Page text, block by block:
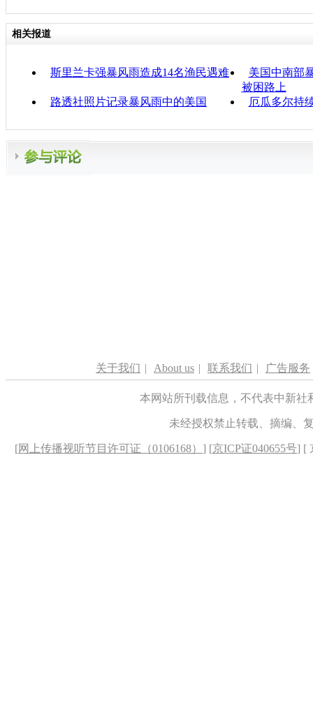
相关报道
斯里兰卡强暴风雨造成14名渔民遇难
美国中南部
被困路上
路透社照片记录暴风雨中的美国
厄瓜多尔持
关于我们 | About us | 联系我们 | 广告服务
本网站所刊载信息，不代表中新
未经授权禁止转载、摘编、
[网上传播视听节目许可证（0106168） ] [京ICP证040655号] [